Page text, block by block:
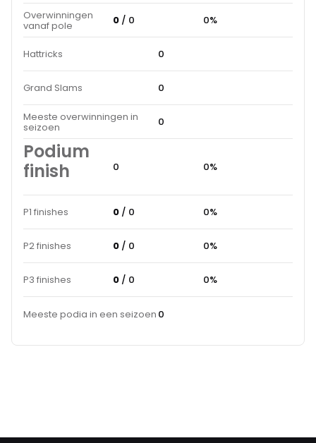
Overwinningen
vanaf pole 0 / 0 0%
Hattricks 0
Grand Slams 0
Meeste overwinningen in
seizoen 0
Podium
finish
0 0%
P1 finishes 0 / 0 0%
P2 finishes 0 / 0 0%
P3 finishes 0 / 0 0%
Meeste podia in een seizoen 0